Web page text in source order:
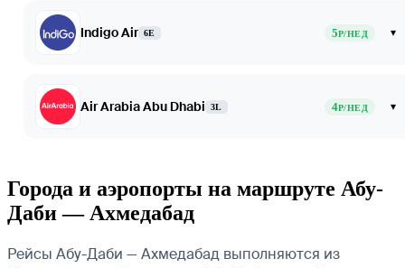
Indigo Air 6E 5Р/НЕД ▾
Air Arabia Abu Dhabi 3L 4Р/НЕД ▾
Города и аэропорты на маршруте Абу-
Даби — Ахмедабад
Рейсы Абу-Даби — Ахмедабад выполняются из